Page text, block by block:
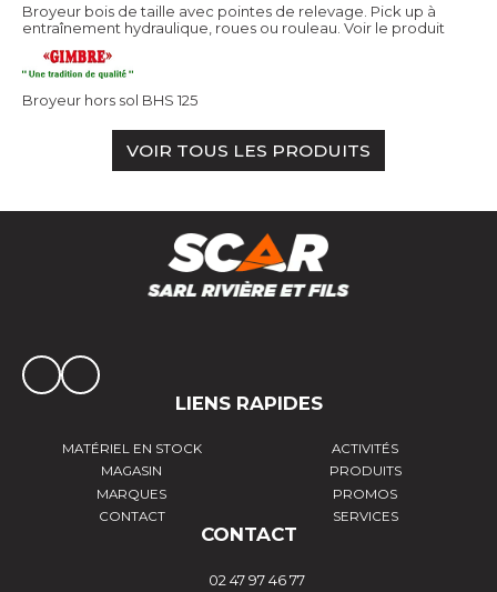
Broyeur bois de taille avec pointes de relevage. Pick up à
entraînement hydraulique, roues ou rouleau. Voir le produit
Broyeur hors sol BHS 125
VOIR TOUS LES PRODUITS
LIENS RAPIDES
MATÉRIEL EN STOCK
ACTIVITÉS
MAGASIN
PRODUITS
MARQUES
PROMOS
CONTACT
SERVICES
CONTACT
02 47 97 46 77